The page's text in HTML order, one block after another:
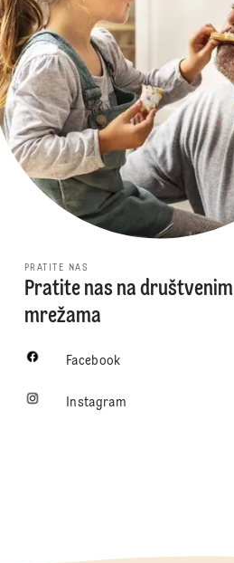
PRATITE NAS
Pratite nas na društvenim
mrežama
Facebook
Instagram